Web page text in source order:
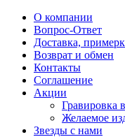
О компании
Вопрос-Ответ
Доставка,
Возврат и обмен
Контакты
Соглашение
Акции
Гравировка
Желаемое
Звезды с нами